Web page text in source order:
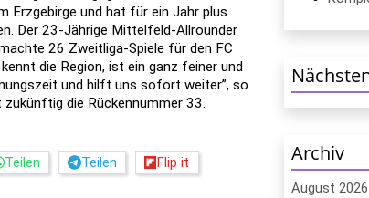
Erzgebirge und hat für ein Jahr plus
Der 23-Jährige Mittelfeld-Allrounder
26 Zweitliga-Spiele für den FC
die Region, ist ein ganz feiner und
und hilft uns sofort weiter”, so
die Rückennummer 33.
Teilen Teilen Flip it Archiv
August